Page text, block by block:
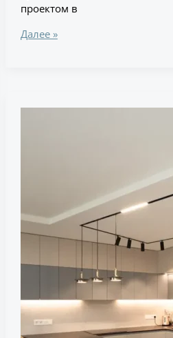
проектом в
Далее »
рублей
московской
и
чертежей